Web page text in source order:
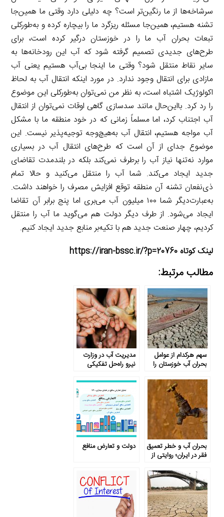
سرشاخه‌ها از ما رنگین‌تر است؟ چه دلیلی دارد وقتی ما همین‌جا
تشنه هستیم، همین‌جا مسئله ریزگرد ما را بیچاره کرده و به‌طورکلی
تبعات بحران آب ما را در خوزستان درگیر کرده است، برای
طرح‌های جدیدی تصمیم گرفته شود که آب این رودخانه‌ها به
سایر نقاط منتقل شود؟ وقتی ما اینجا بی‌آب هستیم یعنی آب
مازادی برای انتقال وجود ندارد. در مورد اینکه انتقال آب به لحاظ
اکولوژیک اشتباه است، به نظر من نمی‌توان به‌طورکلی این موضوع
را رد کرد. بااین‌حال مانند سدسازی گاهی اوقات نمی‌توان از انتقال
آب اجتناب کرد، اما مسلماً زمانی که در خود منطقه ما با مشکل
آب مواجه هستیم، انتقال آب به‌هیچ‌وجه توجیه‌پذیر نیست. این
موضوع جدای از آن است که طرح‌های انتقال آب در بسیاری
موارد نه‌تنها نیاز آب را برطرف نمی‌کند بلکه در بلندمدت تقاضای
جدید ایجاد می‌کند. شما آب را منتقل می‌کنید و حالا تمام
ذی‌نفعان تشنه آن منطقه توقع افزایش مصرف را خواهند داشت.
به‌عبارت‌دیگر شما ۱۰۰ میلیون آب می‌بری اما پنج برابر آن تقاضا
ایجاد می‌شود. از طرف دیگر دولت هم می‌گوید ما آب را منتقل
کردیم، چهار صنعت جدید هم با تکیه‌بر منابع جدید ایجاد کنیم.
لینک کوتاه https://iran-bssc.ir/?p=20760
مطالب مرتبط:
سهم هرکدام از عوامل
بحران آب خوزستان را
مدیریت آب در وزارت
نیرو راه‌حل تفکیکی
بحران آب و خطر تعمیق
فقر در ایران؛ روایتی از
دولت و تعارض منافع